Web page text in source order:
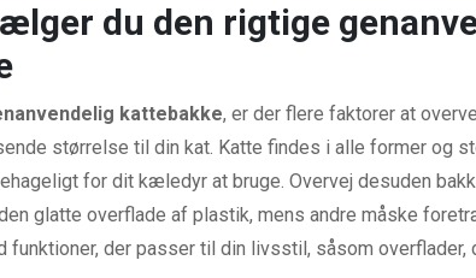
du den rigtige
kattebakke, er der flere faktorer at
størrelse til din kat. Katte findes i alle former og
for dit kæledyr at bruge. Overvej desuden
glatte overflade af plastik, mens andre måske
der passer til din livsstil, såsom overflader,